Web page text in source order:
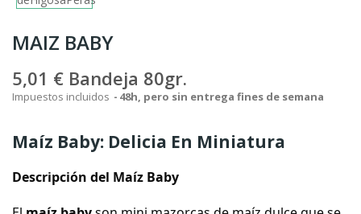
MAIZ BABY
5,01 € Bandeja 80gr.
Impuestos incluidos 48h, pero sin entrega fines de semana
Maíz Baby: Delicia En Miniatura
Descripción del Maíz Baby